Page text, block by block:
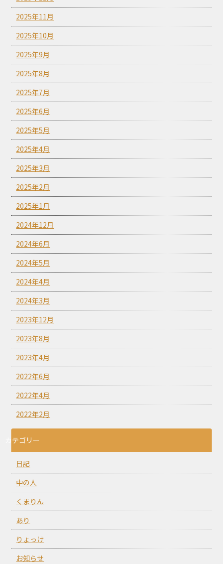
2025年11月
2025年10月
2025年9月
2025年8月
2025年7月
2025年6月
2025年5月
2025年4月
2025年3月
2025年2月
2025年1月
2024年12月
2024年6月
2024年5月
2024年4月
2024年3月
2023年12月
2023年8月
2023年4月
2022年6月
2022年4月
2022年2月
カテゴリー
日記
中の人
くまりん
あり
りょっけ
お知らせ